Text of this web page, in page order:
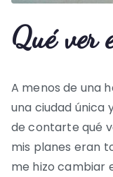
Qué ver
A menos de una
una ciudad única
de contarte qué
mis planes eran
me hizo cambiar